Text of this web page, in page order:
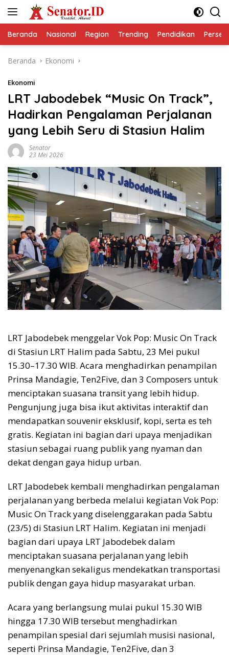
Beranda Nasional Region Trending Pendidikan
Beranda Ekonomi
Ekonomi
LRT Jabodebek “Music On Track”,
Hadirkan Pengalaman Perjalanan
yang Lebih Seru di Stasiun Halim
Senator
23 Mei 2026
LRT Jabodebek menggelar Vok Pop: Music On Track
di Stasiun LRT Halim pada Sabtu, 23 Mei pukul
15.30–17.30 WIB. Acara menghadirkan penampilan
Prinsa Mandagie, Ten2Five, dan 3 Composers untuk
menciptakan suasana transit yang lebih hidup.
Pengunjung juga bisa ikut aktivitas interaktif dan
mendapatkan souvenir eksklusif, kopi, serta es teh
gratis. Kegiatan ini bagian dari upaya menjadikan
stasiun sebagai ruang publik yang nyaman dan
dekat dengan gaya hidup urban.
LRT Jabodebek kembali menghadirkan pengalaman
perjalanan yang berbeda melalui kegiatan Vok Pop:
Music On Track yang diselenggarakan pada Sabtu
(23/5) di Stasiun LRT Halim. Kegiatan ini menjadi
bagian dari upaya LRT Jabodebek dalam
menciptakan suasana perjalanan yang lebih
menyenangkan sekaligus mendekatkan transportasi
publik dengan gaya hidup masyarakat urban.
Acara yang berlangsung mulai pukul 15.30 WIB
hingga 17.30 WIB tersebut menghadirkan
penampilan spesial dari sejumlah musisi nasional,
seperti Prinsa Mandagie, Ten2Five, dan 3